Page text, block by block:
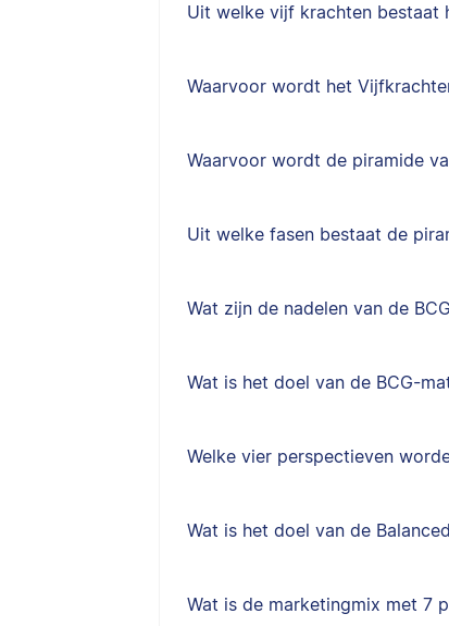
Uit welke vijf krachten bestaat
Waarvoor wordt het
Waarvoor wordt de piramide
Uit welke fasen bestaat de
Wat zijn de nadelen van de
Wat is het doel van de BCG-
Welke vier perspectieven
Wat is het doel van de
Wat is de marketingmix met 7